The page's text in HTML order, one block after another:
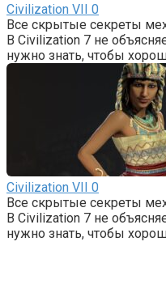
Civilization VII 0
Все скрытые секреты
В Civilization 7 не
нужно знать, чтобы
Civilization VII 0
Все скрытые секреты
В Civilization 7 не
нужно знать, чтобы